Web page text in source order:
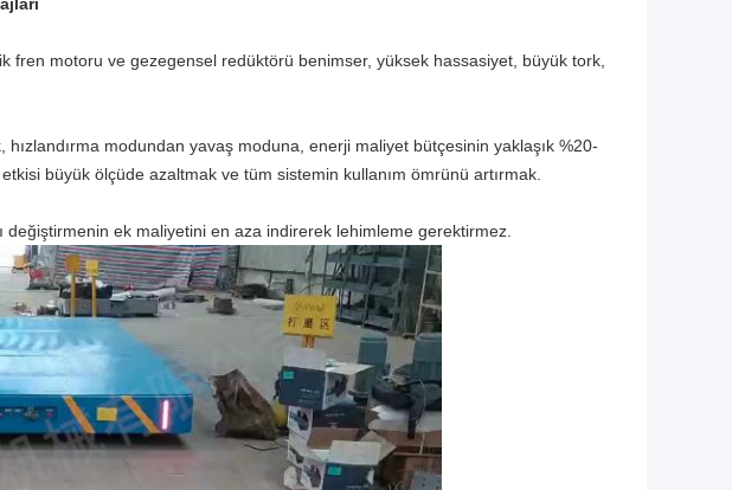
fren motoru ve gezegensel redüktörü benimser, yüksek hassasiyet, büyük tork,
modundan yavaş moduna, enerji maliyet bütçesinin yaklaşık %20-
büyük ölçüde azaltmak ve tüm sistemin kullanım ömrünü artırmak.
ek maliyetini en aza indirerek lehimleme gerektirmez.